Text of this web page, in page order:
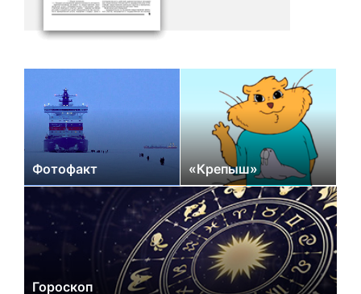
Фотофакт «Крепыш»
Гороскоп